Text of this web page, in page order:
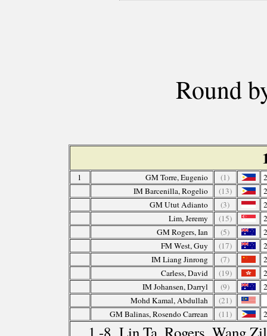
Round
1 GM Torre, Eugenio (1)
IM Barcenilla, Rogelio
(13)
GM Utut Adianto
(3)
Lim, Jeremy
(15)
GM Rogers, Ian
(5)
FM West, Guy
(17)
IM Liang Jinrong
(7)
Carless, David
(19)
IM Johansen, Darryl
(9)
Mohd Kamal, Abdullah
(21)
GM Balinas, Rosendo Carrean
(11)